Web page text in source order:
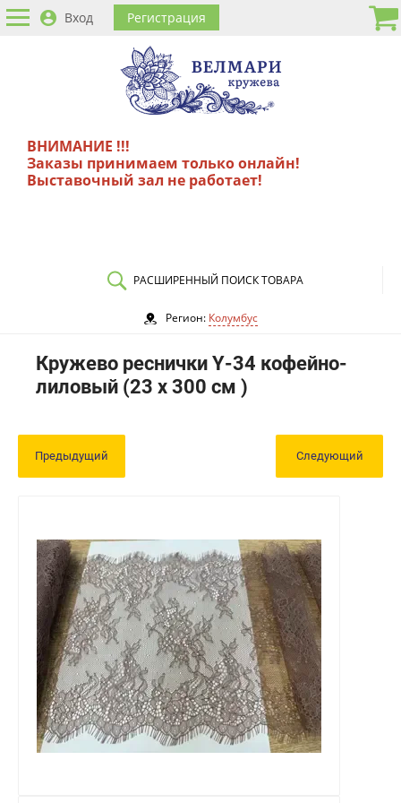
Вход Регистрация
ВНИМАНИЕ !!!
Заказы принимаем только онлайн!
Выставочный зал не работает!
РАСШИРЕННЫЙ ПОИСК ТОВАРА
Регион: Колумбус
Кружево реснички Y-34 кофейно-
лиловый (23 х 300 см )
Предыдущий Следующий